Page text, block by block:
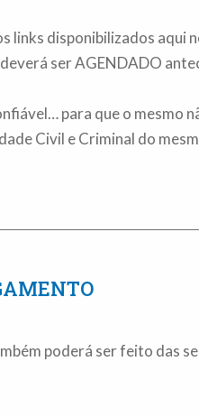
links disponibilizados aqui
ser AGENDADO
para que o mesmo
Civil e Criminal do
poderá ser feito das